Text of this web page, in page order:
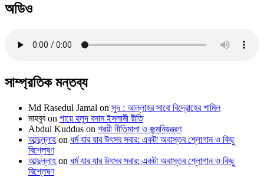
অডিও
সাম্প্রতিক মন্তব্য
Md Rasedul Jamal on সুদ : আল্লাহর সাথে বিদ্রোহের শামিল
মাহবুবon গায়ে হলুদ বনাম ইসলামী রীতি
Abdul Kuddus on শরয়ী নীতিমালা ও জন্মনিয়ন্ত্রণ
আব্দুল্লাহon ধর্ম যার যার উৎসব সবার: একটা অবাস্তব শ্লোগান ও কিছু
বিশ্লেষণ
আব্দুল্লাহon ধর্ম যার যার উৎসব সবার: একটা অবাস্তব শ্লোগান ও কিছু
বিশ্লেষণ